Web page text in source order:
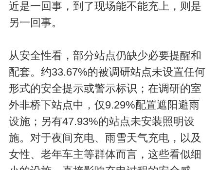
近是一回事，到了现场能不能充上，则是
另一回事。
从安全性看，部分站点仍缺少必要提醒和
配套。约33.67%的被调研站点未设置任何
形式的安全提示或警示标识；在调研的室
外非桥下站点中，仅9.29%配置遮阳避雨
设施；另有47.93%的站点未安装照明设
施。对于夜间充电、雨雪天气充电，以及
女性、老年车主等群体而言，这些看似细